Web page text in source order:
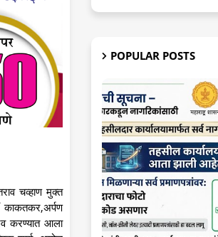
चव्हाण मुक्त
काकतकर,अर्पण
करण्यात आला
POPULAR POSTS